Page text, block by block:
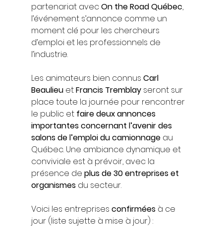
partenariat avec On the Road Québec,
l’événement s’annonce comme un
moment clé pour les chercheurs
d’emploi et les professionnels de
l’industrie.
Les animateurs bien connus Carl
Beaulieu et Francis Tremblay seront sur
place toute la journée pour rencontrer
le public et faire deux annonces
importantes concernant l’avenir des
salons de l’emploi du camionnage au
Québec. Une ambiance dynamique et
conviviale est à prévoir, avec la
présence de plus de 30 entreprises et
organismes du secteur.
Voici les entreprises confirmées à ce
jour (liste sujette à mise à jour) :